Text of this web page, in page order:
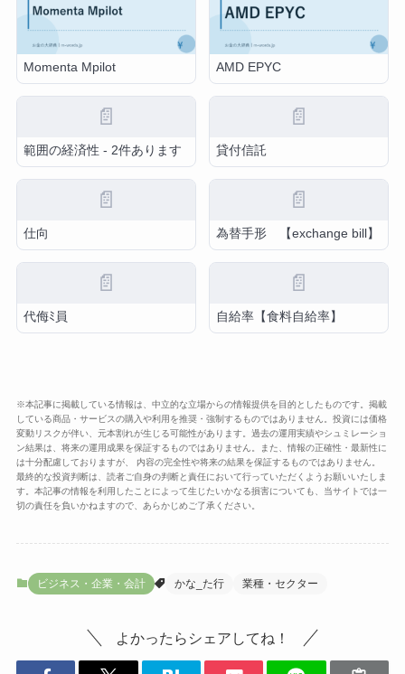
Momenta Mpilot AMD EPYC
📄
範囲の経済性 - 2件あります
📄
貸付信託
📄
仕向
📄
為替手形 【exchange bill】
📄
代侮ﾐ員
📄
自給率【食料自給率】
※本記事に掲載している情報は、中立的な立場からの情報提供を目的としたものです。掲載
している商品・サービスの購入や利用を推奨・強制するものではありません。投資には価格
変動リスクが伴い、元本割れが生じる可能性があります。過去の運用実績やシュミレーショ
ン結果は、将来の運用成果を保証するものではありません。また、情報の正確性・最新性に
は十分配慮しておりますが、 内容の完全性や将来の結果を保証するものではありません。
最終的な投資判断は、読者ご自身の判断と責任において行っていただくようお願いいたしま
す。本記事の情報を利用したことによって生じたいかなる損害についても、当サイトでは一
切の責任を負いかねますので、あらかじめご了承ください。
ビジネス・企業・会計 かな_た行 業種・セクター
よかったらシェアしてね！